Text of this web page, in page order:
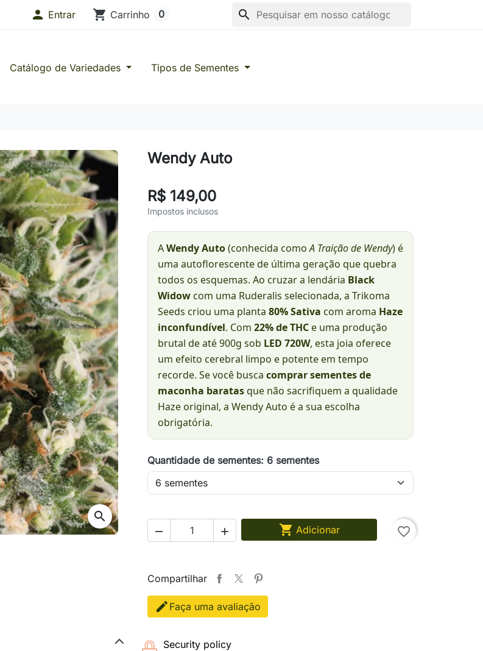
search
 Entrar shopping_cart Carrinho 0
Catálogo de Variedades Tipos de Sementes
search
Wendy Auto
R$ 149,00
Impostos inclusos
AWendy Auto(conhecida comoA Traição de Wendy) é
uma autoflorescente de última geração que quebra
todos os esquemas. Ao cruzar a lendária Black
Widowcom uma Ruderalis selecionada, a Trikoma
Seeds criou uma planta 80% Sativa com aroma Haze
inconfundível. Com 22% de THCe uma produção
brutal de até 900g sob LED 720W, esta joia oferece
um efeito cerebral limpo e potente em tempo
recorde. Se você busca comprar sementes de
maconha baratasque não sacrifiquem a qualidade
Haze original, a Wendy Auto é a sua escolha
obrigatória.
Quantidade de sementes: 6 sementes
   Adicionar favorite_border
Compartilhar
Faça uma avaliação
Security policy